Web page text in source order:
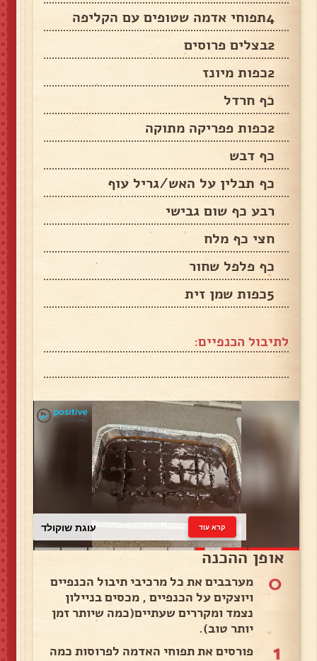
4תפוחי אדמה שטופים עם הקליפה
2בצלים פרוסים
2כפות מיונז
כף חרדל
2כפות פפריקה מתוקה
כף דבש
כף תבלין על האש/גריל עוף
רבע כף שום גבישי
חצי כף מלח
כף פלפל שחור
5כפות שמן זית
לתיבול הכנפיים:
עוגת שוקולד קרא עוד
אופן ההכנה
0
מערבבים את כל מרכיבי תיבול הכנפיים
ויוצקים על הכנפיים , מכסים בניילון
נצמד ומקררים שעתיים(כמה שיותר זמן
יותר טוב).
1
פורסים את תפוחי האדמה לפרוסות כמה